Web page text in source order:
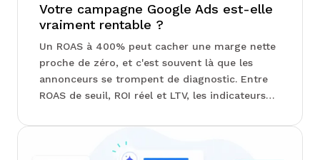
Votre campagne Google Ads est-elle
vraiment rentable ?
Un ROAS à 400% peut cacher une marge nette
proche de zéro, et c'est souvent là que les
annonceurs se trompent de diagnostic. Entre
ROAS de seuil, ROI réel et LTV, les indicateurs
regarde en premier. Chez Junto, on vous
explique comment structurer vos campagnes